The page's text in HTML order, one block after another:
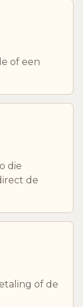
of een
die
de
of de